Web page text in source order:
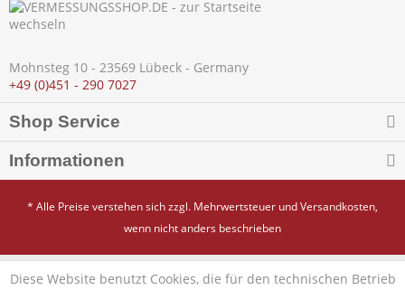
Mohnsteg 10 - 23569 Lübeck - Germany
+49 (0)451 - 290 7027
Shop Service
Informationen
* Alle Preise verstehen sich zzgl. Mehrwertsteuer undVersandkosten,
wenn nicht anders beschrieben
Diese Website benutzt Cookies, die für den technischen Betrieb